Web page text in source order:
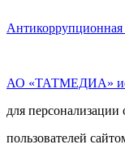
Антикоррупционная
АО «ТАТМЕДИА»
для персонализации
пользователей